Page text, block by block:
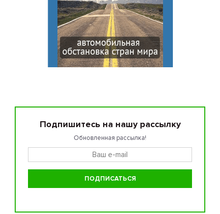
Подпишитесь на нашу рассылку
Обновленная рассылка!